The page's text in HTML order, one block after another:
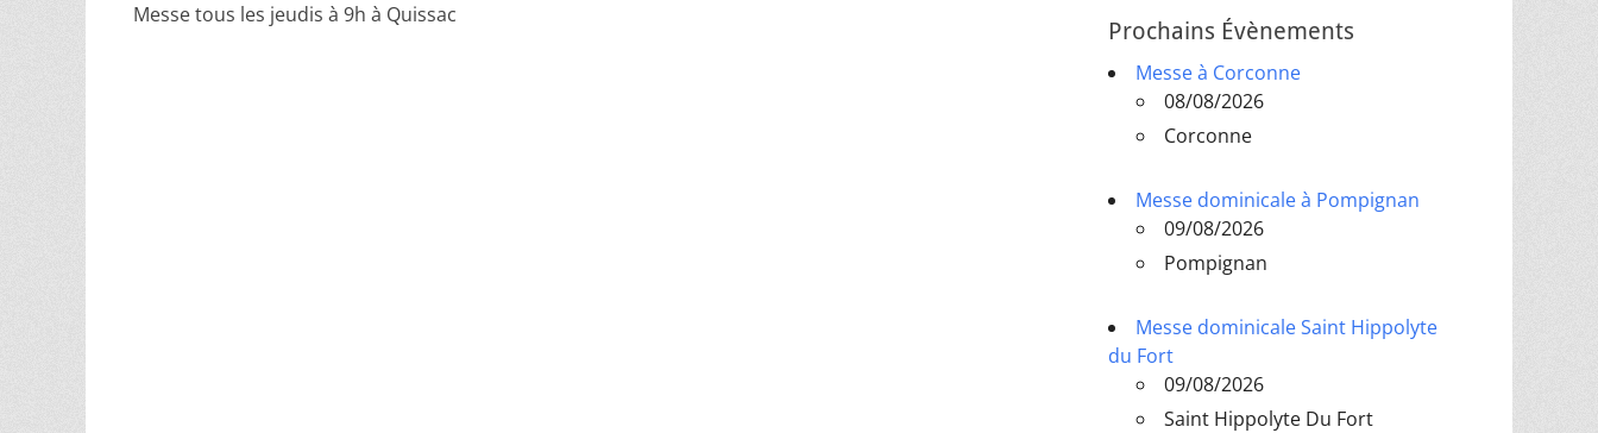
Messe tous les jeudis à 9h à Quissac
Prochains Évènements
Messe à Corconne
08/08/2026
Corconne
Messe dominicale à Pompignan
09/08/2026
Pompignan
Messe dominicale Saint Hippolyte
du Fort
09/08/2026
Saint Hippolyte Du Fort